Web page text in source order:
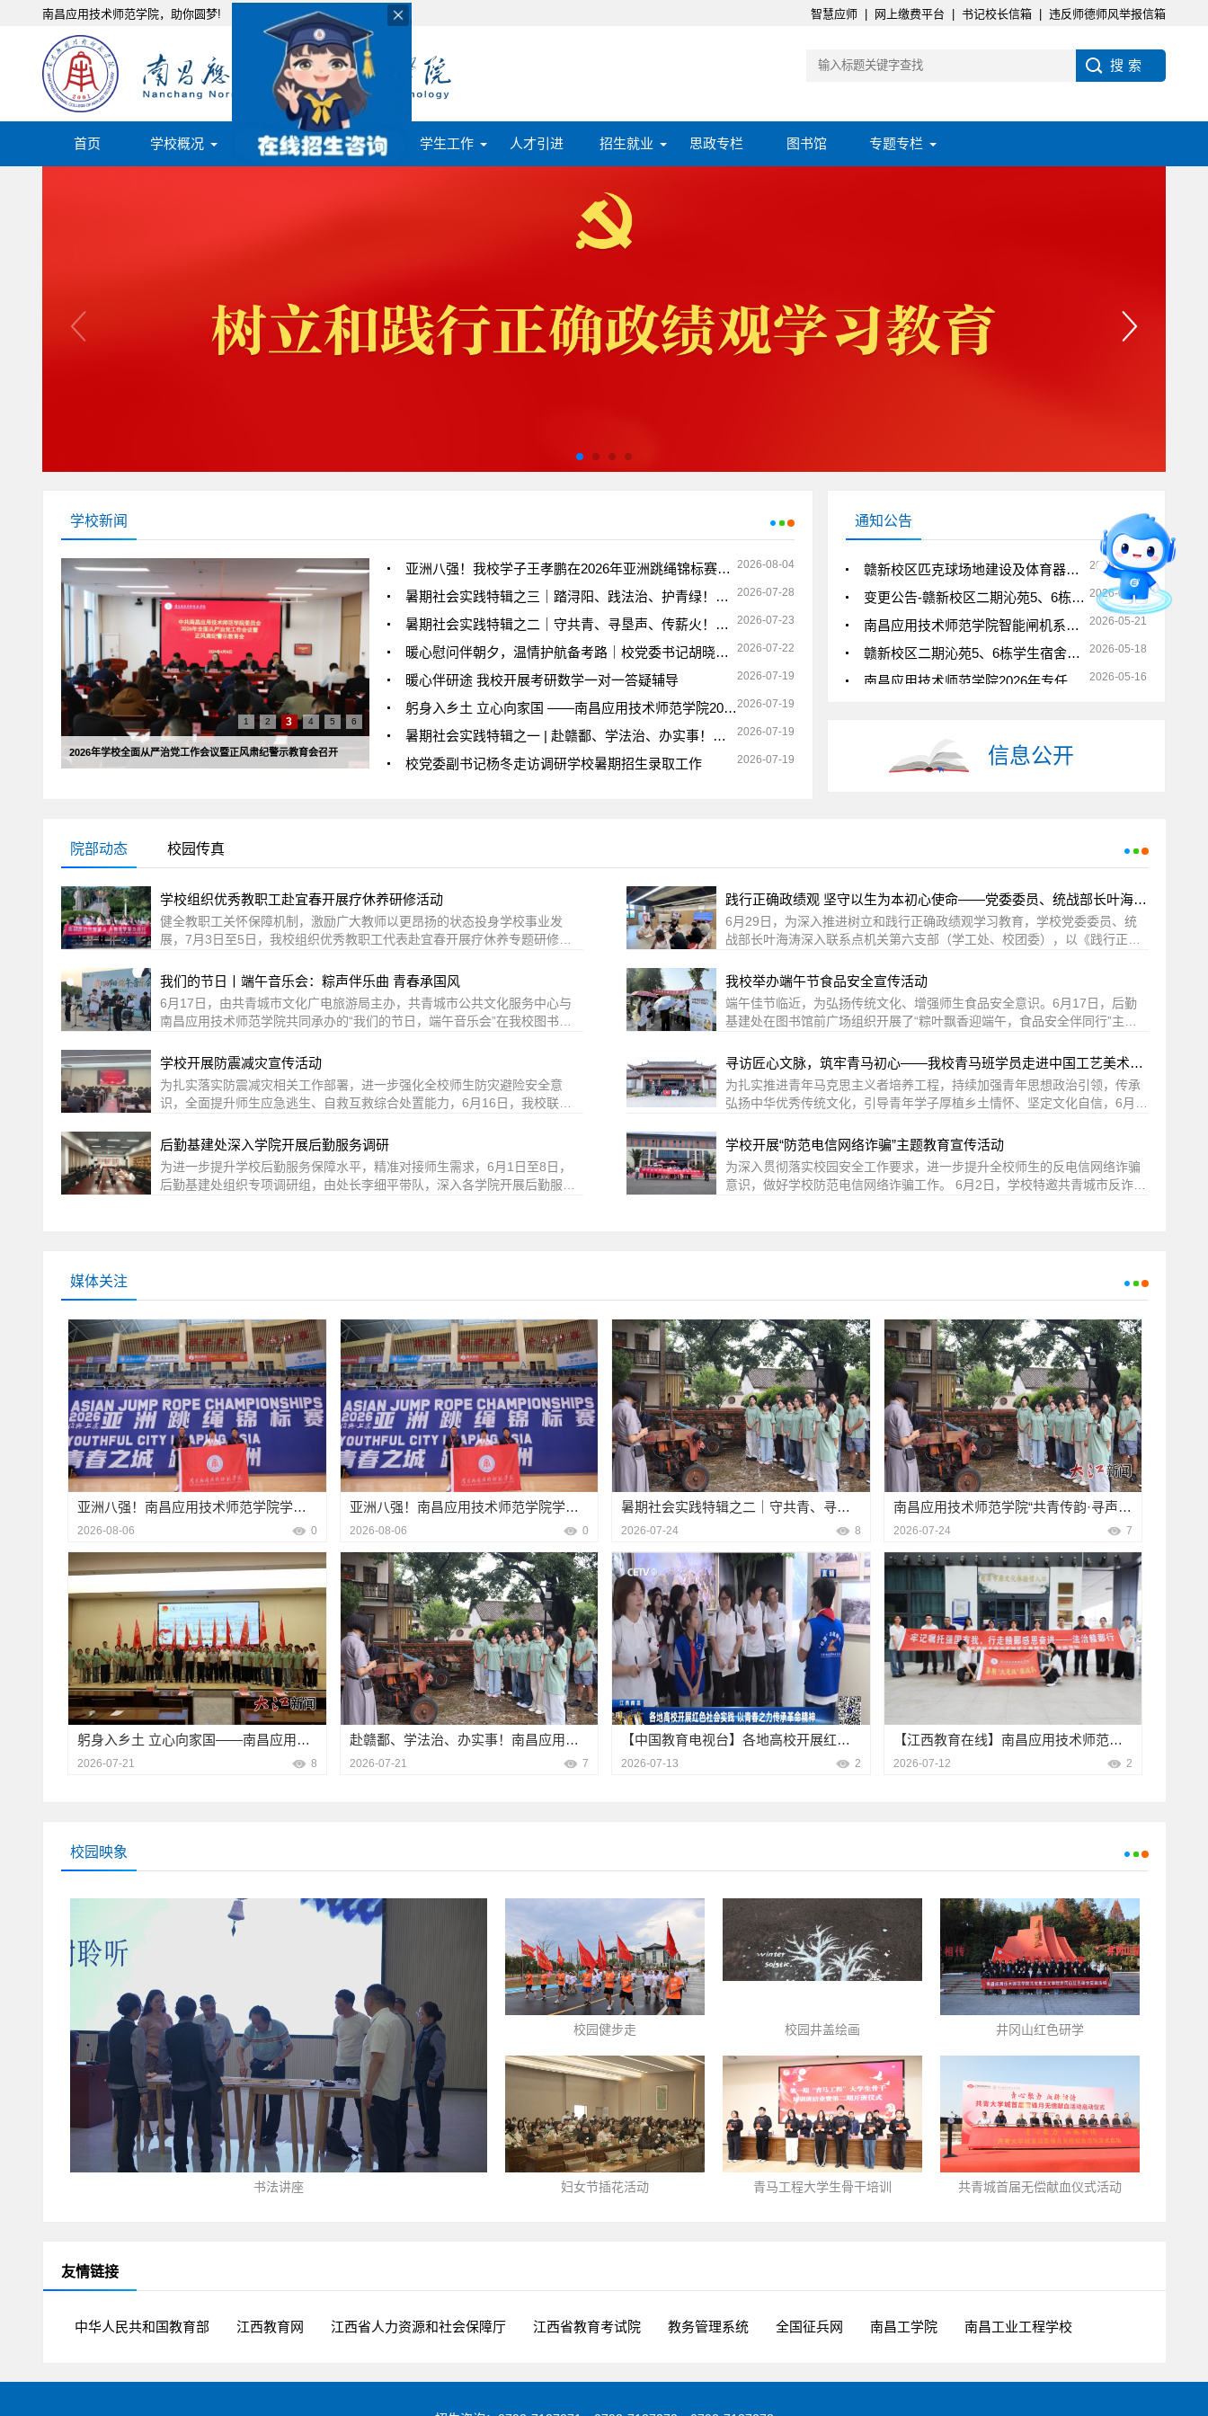
南昌应用技术师范学院，助你圆梦! 智慧应师 网上缴费平台 书记校长信箱 违反师德师风举报信箱
首页 学校概况 机构设置 人才培养 学生工作 人才引进 招生就业 思政专栏 图书馆 专题专栏
学校新闻
1 2 3 4 5 6
2026年学校全面从严治党工作会议暨正风肃纪警示教育会召开
2026-08-04
亚洲八强！我校学子王孝鹏在2026年亚洲跳绳锦标赛中取得突破
2026-07-28
暑期社会实践特辑之三｜踏浔阳、践法治、护青绿！星火燎原实践队绘就浔阳江畔生态法治新画卷
2026-07-23
暑期社会实践特辑之二｜守共青、寻垦声、传薪火！共青传韵・寻声实践团活化红色垦荒记忆
2026-07-22
暖心慰问伴朝夕，温情护航备考路｜校党委书记胡晓娥走访慰问2026年暑期留校备考学子
2026-07-19
暖心伴研途 我校开展考研数学一对一答疑辅导
2026-07-19
躬身入乡土 立心向家国 ——南昌应用技术师范学院2026年暑期社会实践纪实
2026-07-19
暑期社会实践特辑之一 | 赴赣鄱、学法治、办实事！南昌应用技术师范学院星火实践队交出暑期答卷
2026-07-19
校党委副书记杨冬走访调研学校暑期招生录取工作
通知公告
2026-07-22
南昌应用技术师范学院实训室桌椅采购项目延期公告
南昌应用技术师范学院实训室桌椅采购项目竞争性磋商公告
赣新校区二期沁苑5、6栋学生宿舍及相关区域维修项目竞争性磋商公告
2026-07-06
南昌应用技术师范学院双创基地及AI漫剧电脑设备采购项目竞争性磋商公告
2026-07-03
2026-05-29
变更公告-赣新校区二期沁苑5、6栋学生宿舍空调采购项目竞争性磋商公告
2026-05-21
南昌应用技术师范学院智能闸机系统设备采购项目
赣新校区二期沁苑5、6栋学生宿舍空调采购项目竞争性磋商公告
南昌应用技术师范学院2026年专任教师招聘公告
赣新校区游泳馆配套设备采购项目竞争性磋商公告
南昌应用技术师范学院实训室桌椅采购项目延期公告
2026-07-13
赣新校区二期沁苑5、6栋学生宿舍及相关区域维修项目竞争性磋商公告
2026-07-07
南昌应用技术师范学院赣新校区商业店铺外包采购项目竞争性谈判公告
南昌应用技术师范学院双创基地及AI漫剧电脑设备采购项目竞争性磋商公告
2026-07-03
赣新校区匹克球场地建设及体育器材采购项目公开询价公告
2026-05-29
变更公告-赣新校区二期沁苑5、6栋学生宿舍空调采购项目竞争性磋商公告
南昌应用技术师范学院智能闸机系统设备采购项目
2026-05-18
赣新校区二期沁苑5、6栋学生宿舍空调采购项目竞争性磋商公告
2026-05-16
南昌应用技术师范学院2026年专任教师招聘公告
南昌应用技术师范学院2026年辅导员招聘公告
2026-05-15
学校服务监督电话及信箱
2026-05-14
赣新校区游泳馆配套设备采购项目竞争性磋商公告
信息公开
院部动态 校园传真
学校组织优秀教职工赴宜春开展疗休养研修活动
健全教职工关怀保障机制，激励广大教师以更昂扬的状态投身学校事业发
展，7月3日至5日，我校组织优秀教职工代表赴宜春开展疗休养专题研修活
采取休养调适与研修交流相结合的方式，帮助教职工舒缓压力、涵养初心，
标，融合红色教育、康养休整、业务交流三项内容。依托宜春当地红色资
源，参训教职工走进教育基地接受思想洗礼，锤炼师德素养、强化责任担
重点议题交流经验、互通思路，在互学互鉴中凝聚共识、提升能力。高质量
的师资队伍是学校转型发展和办学质量提升的重要基础。此次活动既是对教
职工爱岗敬业的肯定与激励，也有效增强了大家的职业归属感与工作凝聚
后将把学校的关怀转化为工作动力，以更饱满的热情投入教书育人和迎评促
建各项工作中。下一步，校工会将继续立足教职工需求，做实做细疗休养、
互助保障、暖心慰问等服务，扎实推进“职工之家”建设，充分发挥桥梁纽带
作用，团结带领全体教职工凝心聚力、务实奋进，全力服务学校迎评促建和
践行正确政绩观 坚守以生为本初心使命——党委委员、统战部长叶海涛为机关第六支部讲授正确政绩观专题党课
6月29日，为深入推进树立和践行正确政绩观学习教育，学校党委委员、统
战部长叶海涛深入联系点机关第六支部（学工处、校团委），以《践行正确
支部全体党员及学工处、校团委全体教职工参会。 会上围绕“我是谁、为了
标。对照检视重显绩轻潜绩、重形式轻实效等问题，要求党员干部刀刃向内
自查，主动下沉一线认领长期育人任务，从思想根源纠治政绩观偏差。二是
警惕“盆景式亮点”等虚假政绩，聚焦学生发展堵点精准发力，多做惠学生、
利长远的实事。三是凝聚师生合力，实干笃行致远。坚持开门纳谏谋划工
作，深化“四下基层”机制，优化考核指挥棒权重，加大困难帮扶、就业升学
员干部要摒弃急功近利导向，把解决青年急难愁盼作为核心政绩，用心用情
当好青年学生引路人，创造经得起实践与历史检验的育人实绩。与会党员纷
纷表示，将以此次党课为契机，对照党课指出的问题逐项梳理整改清单，把
正确政绩观转化为学风建设、心理育人、就业帮扶的具体行动，推动学习教
我们的节日丨端午音乐会：粽声伴乐曲 青春承国风
6月17日，由共青城市文化广电旅游局主办，共青城市公共文化服务中心与
南昌应用技术师范学院共同承办的“我们的节日，端午音乐会”在我校图书馆
添了浓厚的青春文化氛围。此次音乐会围绕“传承端午文化，弘扬民族精神”
场则转化为自由音乐舞台，同学们均可登台一展歌喉，将各自喜爱的曲目大
胆演绎。此刻，舞台不再限于表演者，成为所有热爱音乐、勇于表达学生的
场还专为学生设置了四大主题互动区域，让大家在欣赏艺术表演的同时，亲
身体验端午传统民俗的独特魅力，实现了“听、看、玩、尝”全方位的端午文
化体验，让整场活动成为同学们感受传统文化的生动实践课堂。在体验区，
节庆活动，不断创新活动形式与载体，引导青年学子自觉传承、弘扬中华优
秀传统文化。图文/校团委 审核/宋伟博陈威毛宇
我校举办端午节食品安全宣传活动
端午佳节临近，为弘扬传统文化、增强师生食品安全意识。6月17日，后勤
基建处在图书馆前广场组织开展了“粽叶飘香迎端午，食品安全伴同行”主题
传统习俗与食品安全知识有机结合，既展示了包粽子、赛龙舟、挂艾草等民
俗文化，又围绕食材溯源、餐具消毒、合理储存等环节进行科普宣传。工作
人员向师生发放食品安全宣传手册，重点讲解均衡膳食、按需取餐、“光盘行
动”等健康就餐理念，并针对节日期间粽子的选购、食用及保存等注意事项进
在感受传统节日文化氛围的同时，也学到了实用的食品安全常识，进一步增
强了自我保护意识。后勤基建处将以此次活动为契机，持续创新食品安全宣
传载体，把食品安全教育融入日常，全力守护师生“舌尖上的安全”。（文图/
学校开展防震减灾宣传活动
为扎实落实防震减灾相关工作部署，进一步强化全校师生防灾避险安全意
识，全面提升师生应急逃生、自救互救综合处置能力，6月16日，我校联合
真楼第一会议室举办防震减灾主题宣传讲座。各二级学院辅导员、学生干部
灾科普宣传手册，现场指导大家关注并注册地震预警小程序，打通便捷高效
的地震预警信息接收渠道。宣讲人员结合近年国内典型地震实例，深入浅出
能，完整演示标准操作流程。并组织部分师生开展现场实操教学，纠正错误
动作，让师生深入了解基础施救手段，有效提升面对突发险情时的临场处置
与救援能力。活动结束后，九江市应急管理局、共青城市应急管理局与学校
保卫处进行了防震减灾工作专题交流座谈。围绕校园安全管理重点难点展开
交流，查摆校园防震减灾工作现存短板，围绕常态化安全科普、应急演练组
织、校园风险隐患排查等重点工作研讨优化举措，明晰了后续安全管理工作
方向。此次防震减灾进校园活动，实现了理论科普与实操实训有机结合，让
防灾避险知识入脑入心。下一步，我校将以本次活动为抓手，建立防震减灾
安全教育长效机制，常态化开展防灾科普宣讲与应急疏散演练，持续完善校
园应急安全保障体系，全方位守护全体师生生命与财产安全。（供稿/保卫处
图/保卫处校审/袁检兰张轶沈雁津）
寻访匠心文脉，筑牢青马初心——我校青马班学员走进中国工艺美术大师博物馆
为扎实推进青年马克思主义者培养工程，持续加强青年思想政治引领，传承
弘扬中华优秀传统文化，引导青年学子厚植乡土情怀、坚定文化自信，6月9
馆，参观“我从橙乡来”美术作品巡回展南昌站，让青年学子在艺术浸润中感
展由南昌应用技术师范学院、南昌工学院、高剑父纪念馆联合主办，中国工
艺美术大师博物馆、春睡画院共同承办。参观现场，讲解员带领学员们走进
特韵味，令在场学员驻足品读、深受触动。 随后，学员们移步博物馆常设展
厅。陶瓷、雕塑、纺织印染等展厅作品琳琅满目，讲解员结合一件件精品展
品，深入浅出地介绍各类非遗技艺的发展历史、制作工序、传承现状与创新
成果，娓娓讲述手艺人坚守初心、精益求精的匠心故事。大家认真聆听讲
解、仔细观摩展品，不时相互交流感悟，近距离感受中华传统工艺的博大精
深，深刻领会脚踏实地、追求极致、久久为功的大国工匠精神。 此次沉浸式
实践教学活动，打破了课堂学习的边界，让传统文化可感、可触、可学。学
员们纷纷表示，近距离欣赏艺术佳作、领略非遗魅力，不仅加深了对中华优
秀传统文化和地方特色文化的认知，更进一步增强了民族自豪感与文化自
信。下一步，我校将不断创新青马学员培养模式，丰富培训载体与活动形
式，常态化开展沉浸式、体验式实践学习，引导广大青年骨干以匠心守初
心、以实干担使命，不断锤炼品德修为、提升综合能力，努力成长为担当民
族复兴大任的新时代青年。 文图/校团委 审/宋伟博陈威毛宇
后勤基建处深入学院开展后勤服务调研
为进一步提升学校后勤服务保障水平，精准对接师生需求，6月1日至8日，
后勤基建处组织专项调研组，由处长李细平带队，深入各学院开展后勤服务
际，围绕食堂菜品质量与价格、宿舍设施维护、校园环境卫生、快递收发服
务等多个方面，提出了许多具有建设性的意见和建议。后勤基建处调研组全
体成员悉心聆听了每位师生代表的发言，详尽记录了所提出的各项意见建
议，并就部分具体事项与师生进行了现场沟通和答疑。针对具备条件、可立
行立改的问题，调研组明确表示将立即协调相关单位整改落实；对于涉及面
广、需深化研究或协调推进的事项，将系统梳理、研提方案，并按规定程序
及时向师生反馈办理进展。下一步，后勤基建处将以此次调研为重要契机，
系统梳理师生提出的意见建议，研究制定切实可行的改进措施，持续提升后
勤服务的精细化、专业化水平，为广大师生提供更加优质、高效、便捷的后
勤服务保障，为学校建设与发展贡献力量。（文图/徐培文，审/徐培文、胡华
周、李细平）
学校开展“防范电信网络诈骗”主题教育宣传活动
为深入贯彻落实校园安全工作要求，进一步提升全校师生的反电信网络诈骗
意识，做好学校防范电信网络诈骗工作。 6月2日，学校特邀共青城市反诈中
实”。 活动设置了有奖知识竞答环节，现场向积极参与互动的师生发放
了精美奖品，有效增强了师生学习反诈知识的积极性和参与感，让反诈宣传
从“被动听”变为“主动学”，切实提升全校师生辨别骗局、防范诈骗、抵制受骗
的防范意识和能力，为构筑校园反诈安全“防火墙”夯实根基。下一步，学校
将把反诈宣传融入常态化安全教育工作，持续丰富宣传形式、拓展宣传载
体，筑牢校园反诈安全防线，用心守护全体师生财产与人身安全。（供稿/保
卫处图/保卫处校审/袁检兰沈雁津何锟）
媒体关注
亚洲八强！南昌应用技术师范学院学子王孝鹏在2026年亚洲跳绳锦标赛中取得突破
2026-08-06 0
亚洲八强！南昌应用技术师范学院学子王孝鹏在2026年亚洲跳绳锦标赛中取得突破
2026-08-06 0
暑期社会实践特辑之二｜守共青、寻垦声、传薪火！共青传韵·寻声实践团活化红色垦荒记忆
2026-07-24 8
南昌应用技术师范学院“共青传韵·寻声”实践团活化红色垦荒记忆
2026-07-24 7
躬身入乡土 立心向家国——南昌应用技术师范学院2026年暑期社会实践纪实
2026-07-21 8
赴赣鄱、学法治、办实事！南昌应用技术师范学院星火实践队交出暑期答卷
2026-07-21 7
【中国教育电视台】各地高校开展红色社会实践 以青春之力传承革命精神
2026-07-13 2
【江西教育在线】南昌应用技术师范学院校党委副书记杨冬参加暑期大思政实践活动并讲授专题思政课
2026-07-12 2
校园映象
书法讲座
校园健步走 校园井盖绘画 井冈山红色研学
妇女节插花活动 青马工程大学生骨干培训 共青城首届无偿献血仪式活动
友情链接
中华人民共和国教育部 江西教育网 江西省人力资源和社会保障厅 江西省教育考试院 教务管理系统 全国征兵网 南昌工学院 南昌工业工程学校
留言板
直通专业